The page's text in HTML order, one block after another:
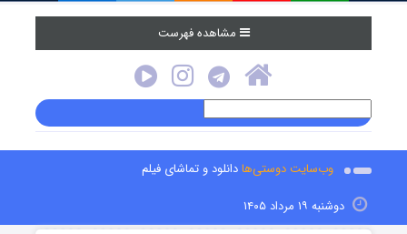
مشاهده فهرست
وب‌سایت دوستی‌هادانلود و تماشای فیلم
دوشنبه ۱۹ مرداد ۱۴۰۵